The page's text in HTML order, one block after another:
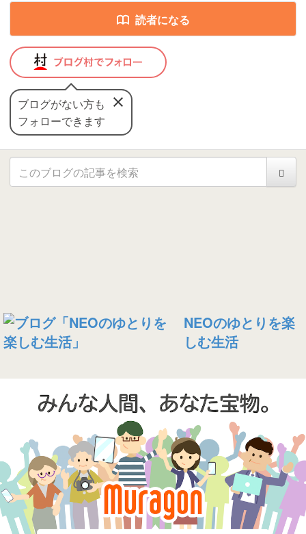
読者になる
ブログがない方も
フォローできます
NEOのゆとりを楽
しむ生活